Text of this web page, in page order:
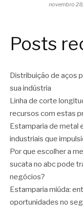
novembro
Posts
Distribuição de aços
sua indústria
Linha de corte
recursos com estas
Estamparia de metal
industriais que
Por que escolher a
sucata no abc pode
negócios?
Estamparia miúda:
oportunidades no